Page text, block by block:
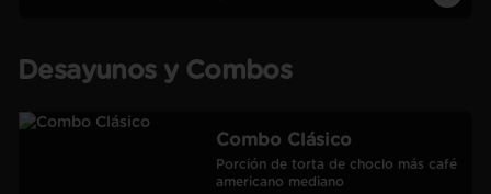
Desayunos y Combos
Combo Clásico
Porción de torta de choclo más café
americano mediano